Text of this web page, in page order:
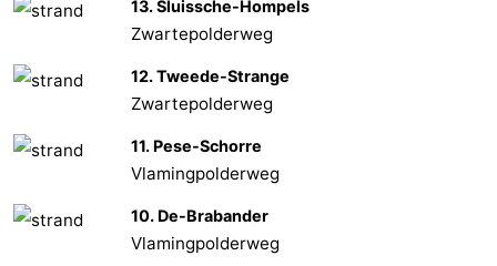
Het
Zwin
Brügge
-
13. Sluissche-Hompels
Zwartepolderweg
12. Tweede-Strange
Zwartepolderweg
11. Pese-Schorre
Vlamingpolderweg
10. De-Brabander
Vlamingpolderweg